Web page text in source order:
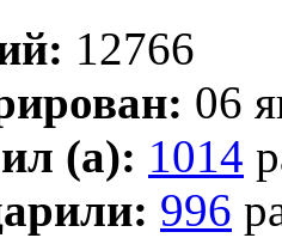
12766
06
(а): 1014
996